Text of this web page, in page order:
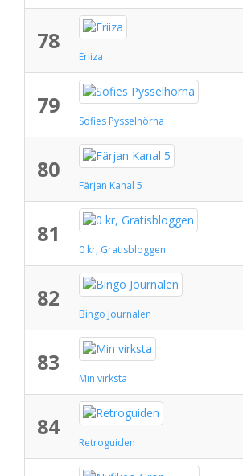
78
Eriiza
79
Sofies Pysselhörna
80
Färjan Kanal 5
81
0 kr, Gratisbloggen
82
Bingo Journalen
83
Min virksta
84
Retroguiden